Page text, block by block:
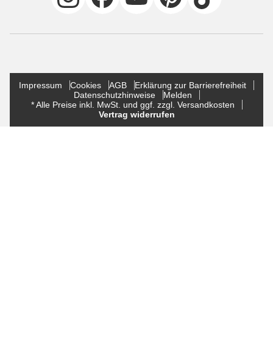
Impressum Cookies AGB
Erklärung zur Barrierefreiheit
Datenschutzhinweise
Melden
* Alle Preise inkl. MwSt. und ggf. zzgl. Versandkosten
Vertrag widerrufen